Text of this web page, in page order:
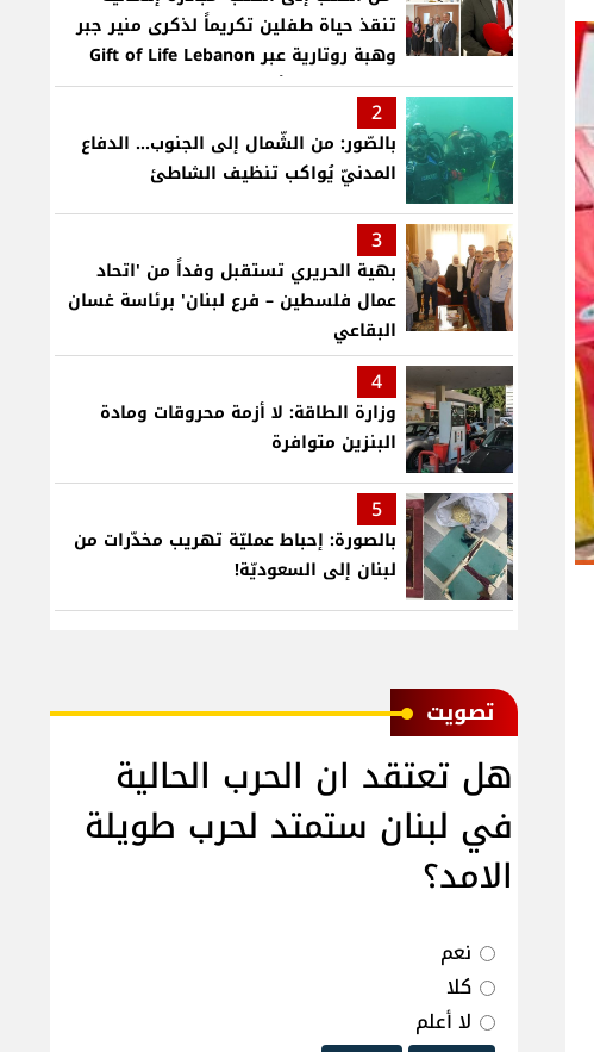
تنقذ حياة طفلين تكريماً لذكرى منير جبر
وهبة روتارية عبر Gift of Life Lebanon
لعمليات قلب لأطفال في مستشفى حمود
الجامعي
2
بالصّور: من الشّمال إلى الجنوب... الدفاع
المدنيّ يُواكب تنظيف الشاطئ
3
بهية الحريري تستقبل وفداً من 'اتحاد
عمال فلسطين – فرع لبنان' برئاسة غسان
البقاعي
4
وزارة الطاقة: لا أزمة محروقات ومادة
البنزين متوافرة
5
بالصورة: إحباط عمليّة تهريب مخدّرات من
لبنان إلى السعوديّة!
ﺗﺼﻮﻳﺖ
هل تعتقد ان الحرب الحالية
في لبنان ستمتد لحرب طويلة
الامد؟
نعم
كلا
لا أعلم